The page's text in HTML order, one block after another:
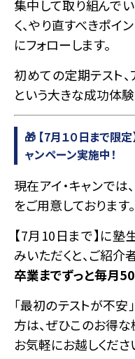
集中して取り組んで
く、やり直すべきポイ
にフォローします。
初めての定期テスト、
という大きな成功体
🎁 【7月１０日まで限
ャンペーン実施中！
現在アイ・キャンで
をご用意しております。
【7月10日まで】に
みいただくと、ご紹介
卒業までずっと毎月
「最初のテストが不安
方は、ぜひこのお得
お気軽にお越しくださ